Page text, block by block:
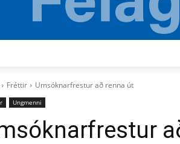
Fréttir Umsóknarfrestur að renna út
Ungmenni